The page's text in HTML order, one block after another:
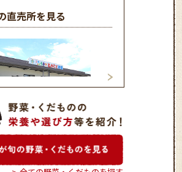
直売所を見る
かよかうまか農産物直売
とれたて市場益城店
よかよかうまか
所とれたて市場花